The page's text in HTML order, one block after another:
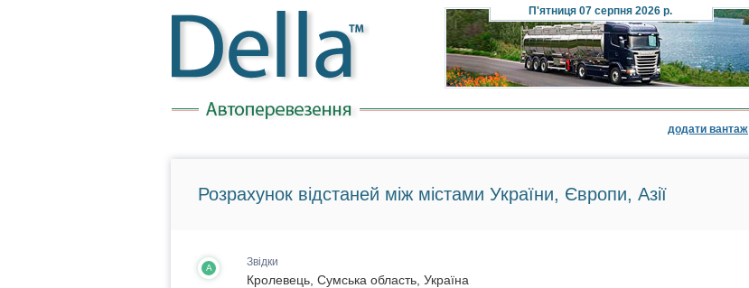
П'ятниця07 серпня 2026 р.
додати вантаж
Розрахунок відстаней між містами України, Європи, Азії
A Звідки